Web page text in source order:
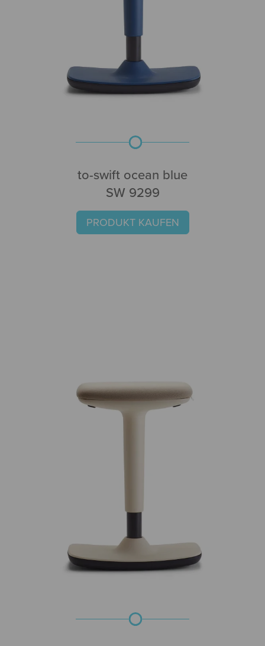
to-swift ocean blue
SW 9299
PRODUKT KAUFEN